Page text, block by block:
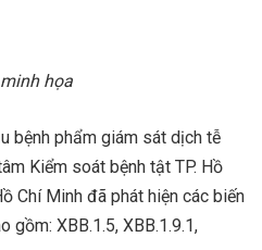
họa
bệnh phẩm giám sát dịch tễ
Kiểm soát bệnh tật TP. Hồ
Chí Minh đã phát hiện các biến
gồm: XBB.1.5, XBB.1.9.1,